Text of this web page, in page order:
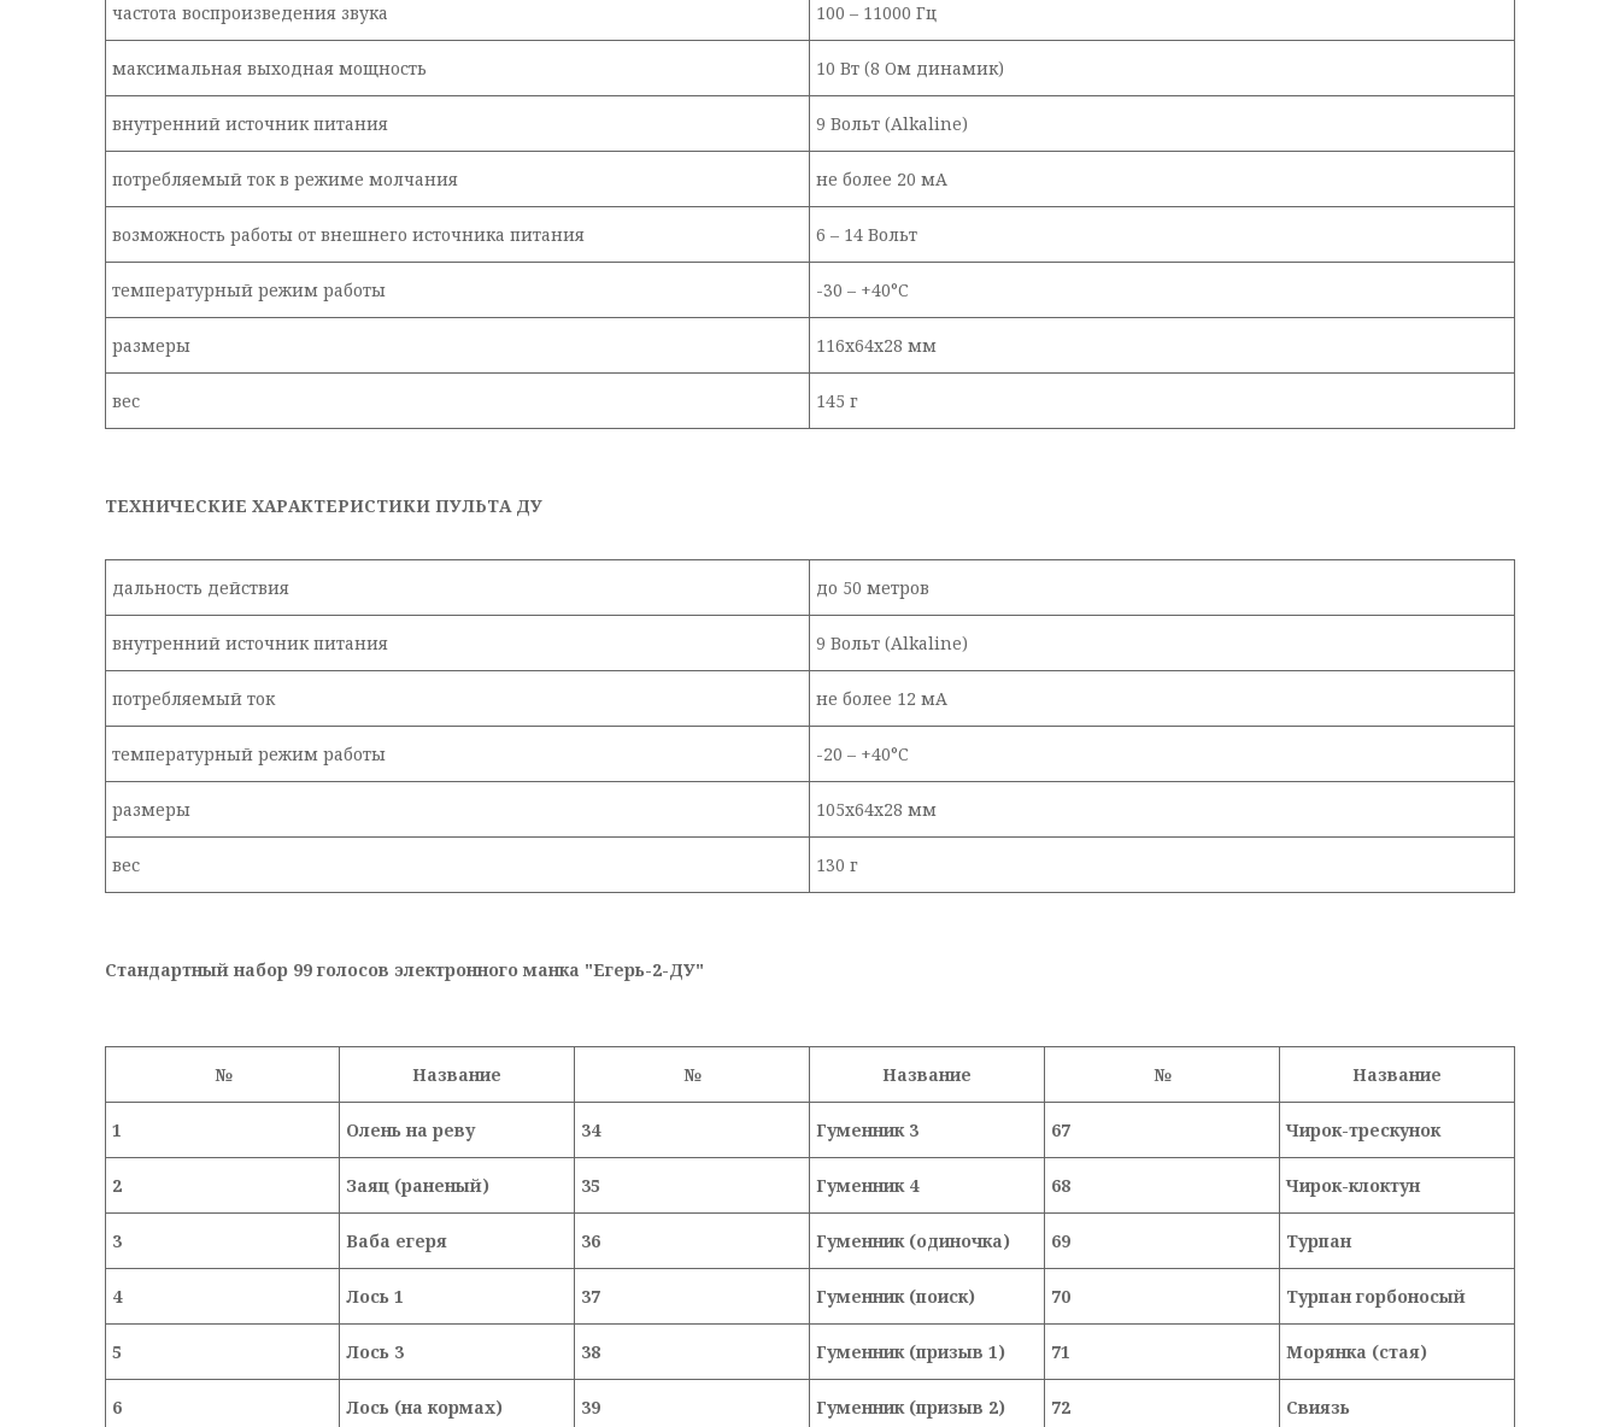
частота воспроизведения звука 100 – 11000 Гц
максимальная выходная мощность 10 Вт (8 Ом динамик)
внутренний источник питания 9 Вольт (Alkaline)
потребляемый ток в режиме молчания не более 20 мА
возможность работы от внешнего источника питания 6 – 14 Вольт
температурный режим работы -30 – +40°C
размеры 116х64х28 мм
вес 145 г
ТЕХНИЧЕСКИЕ ХАРАКТЕРИСТИКИ ПУЛЬТА ДУ
дальность действия до 50 метров
внутренний источник питания 9 Вольт (Alkaline)
потребляемый ток не более 12 мА
температурный режим работы -20 – +40°C
размеры 105х64х28 мм
вес 130 г
Стандартный набор 99 голосов электронного манка "Егерь-2-ДУ"
№ Название № Название № Название
1 Олень на реву 34 Гуменник 3 67 Чирок-трескунок
2 Заяц (раненый) 35 Гуменник 4 68 Чирок-клоктун
3 Ваба егеря 36 Гуменник (одиночка) 69 Турпан
4 Лось 1 37 Гуменник (поиск) 70 Турпан горбоносый
5 Лось 3 38 Гуменник (призыв 1) 71 Морянка (стая)
6 Лось (на кормах) 39 Гуменник (призыв 2) 72 Свиязь